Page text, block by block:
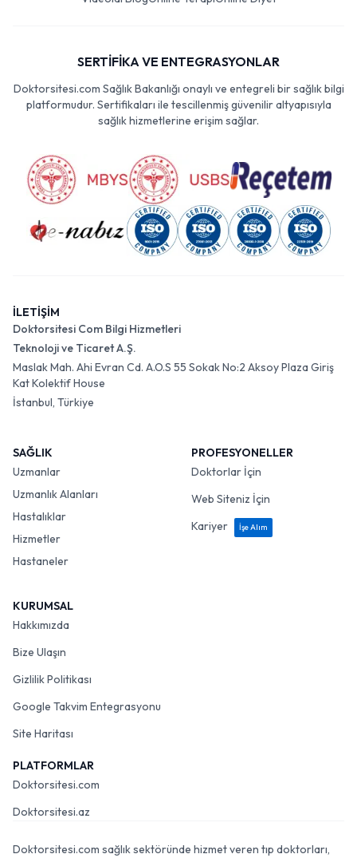
SERTİFİKA VE ENTEGRASYONLAR
Doktorsitesi.com Sağlık Bakanlığı onaylı ve entegreli bir sağlık bilgi
platformudur. Sertifikaları ile tescillenmiş güvenilir altyapısıyla
sağlık hizmetlerine erişim sağlar.
İLETİŞİM
Doktorsitesi Com Bilgi Hizmetleri
Teknoloji ve Ticaret A.Ş.
Maslak Mah. Ahi Evran Cd. A.O.S 55 Sokak No:2 Aksoy Plaza Giriş
Kat Kolektif House
İstanbul, Türkiye
SAĞLIK
Uzmanlar
Uzmanlık Alanları
Hastalıklar
Hizmetler
Hastaneler
PROFESYONELLER
Doktorlar İçin
Web Siteniz İçin
Kariyer
İşe Alım
KURUMSAL
Hakkımızda
Bize Ulaşın
Gizlilik Politikası
Google Takvim Entegrasyonu
Site Haritası
PLATFORMLAR
Doktorsitesi.com
Doktorsitesi.az
Doktorsitesi.com sağlık sektöründe hizmet veren tıp doktorları,